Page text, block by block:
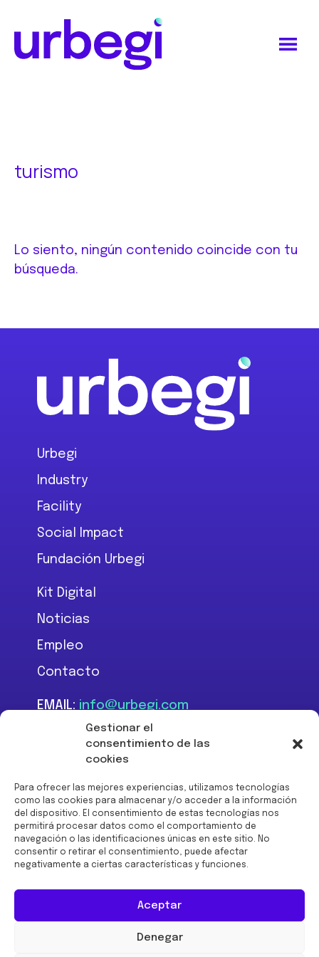
Gestionar el
consentimiento de las
cookies
Para ofrecer las mejores experiencias, utilizamos tecnologías
como las cookies para almacenar y/o acceder a la información
del dispositivo. El consentimiento de estas tecnologías nos
permitirá procesar datos como el comportamiento de
navegación o las identificaciones únicas en este sitio. No
consentir o retirar el consentimiento, puede afectar
negativamente a ciertas características y funciones.
Aceptar
Denegar
contenido
pie
turismo
Lo siento, ningún contenido coincide con tu
búsqueda.
Footer
Urbegi
Industry
Facility
Social Impact
Fundación Urbegi
Kit Digital
Noticias
Empleo
Contacto
EMAIL: info@urbegi.com
+34 946 801 934
Financiado por la Unión
Europea -
NextGenerationEU: